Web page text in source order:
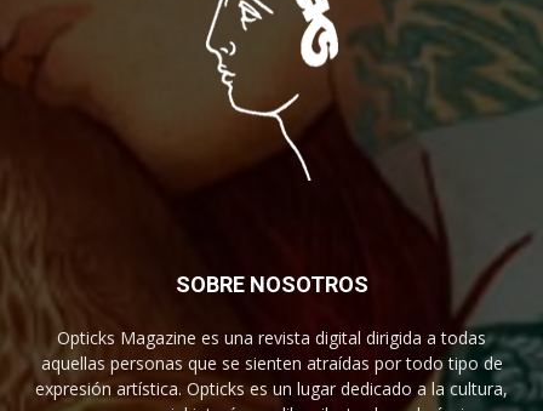
SOBRE NOSOTROS
Opticks Magazine es una revista digital dirigida a todas
aquellas personas que se sienten atraídas por todo tipo de
expresión artística. Opticks es un lugar dedicado a la cultura,